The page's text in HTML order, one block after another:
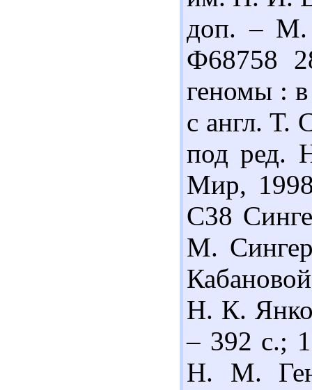
доп. – М.
Ф68758
геномы :
с англ.
под ред.
Мир,
С38
М.
Н. К.
– 392 с.;
Н. М.